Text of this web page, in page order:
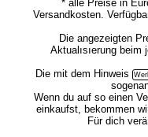
* alle Preise in
Versandkosten.
Die angezeigten
Aktualısıerung beim
Die mit dem Hinweis
Wenn du auf so einen
einkaufst, bekommen
Für dich